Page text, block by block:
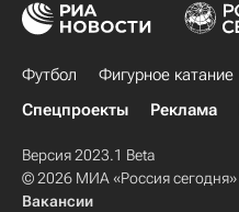
Футбол Фигурное катание
Спецпроекты
Реклама
Версия 2023.1 Beta
© 2026 МИА «Россия сегодня»
Вакансии